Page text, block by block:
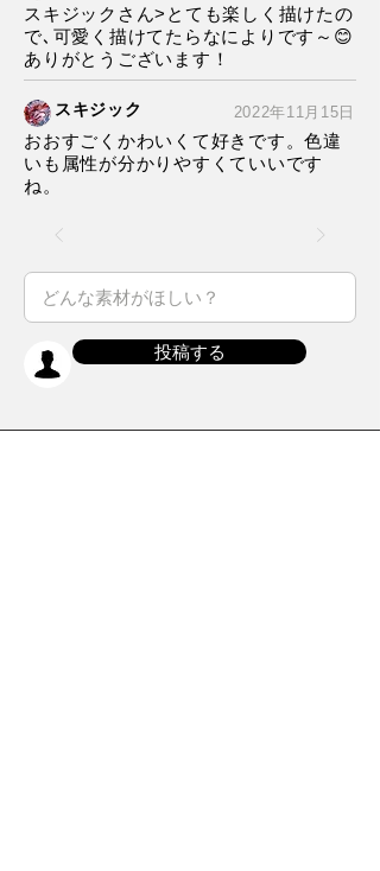
スキジックさん>とても楽しく描けたの
で､可愛く描けてたらなによりです～😊
ありがとうございます！
スキジック 2022年11月15日
おおすごくかわいくて好きです。色違
いも属性が分かりやすくていいです
ね。
投稿する